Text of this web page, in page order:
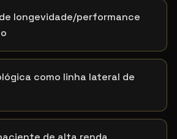
longevidade/performance
como linha lateral de